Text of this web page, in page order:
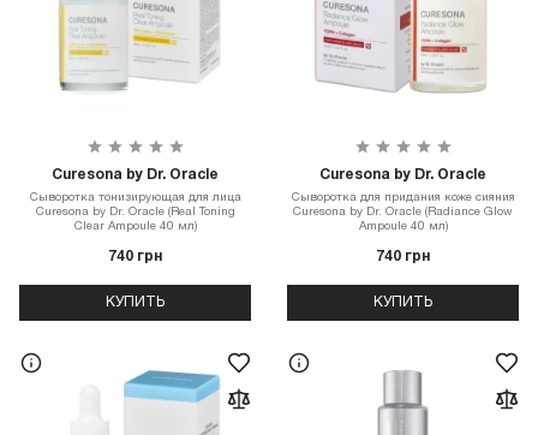
Curesona by Dr. Oracle
Сыворотка тонизирующая для лица
Curesona by Dr. Oracle (Real Toning
Clear Ampoule 40 мл)
740 грн
КУПИТЬ
Curesona by Dr. Oracle
Сыворотка для придания коже сияния
Curesona by Dr. Oracle (Radiance Glow
Ampoule 40 мл)
740 грн
КУПИТЬ